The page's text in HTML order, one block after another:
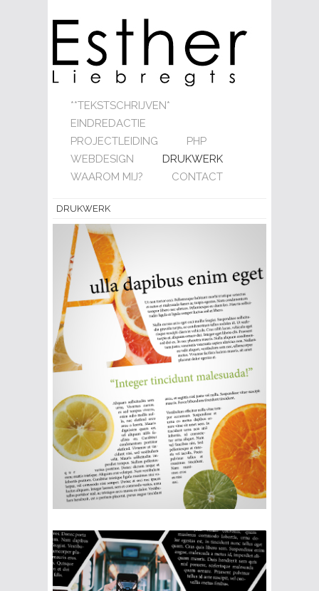
**TEKSTSCHRIJVEN*
EINDREDACTIE
PROJECTLEIDING
PHP
WEBDESIGN
DRUKWERK
WAAROM MIJ?
CONTACT
DRUKWERK